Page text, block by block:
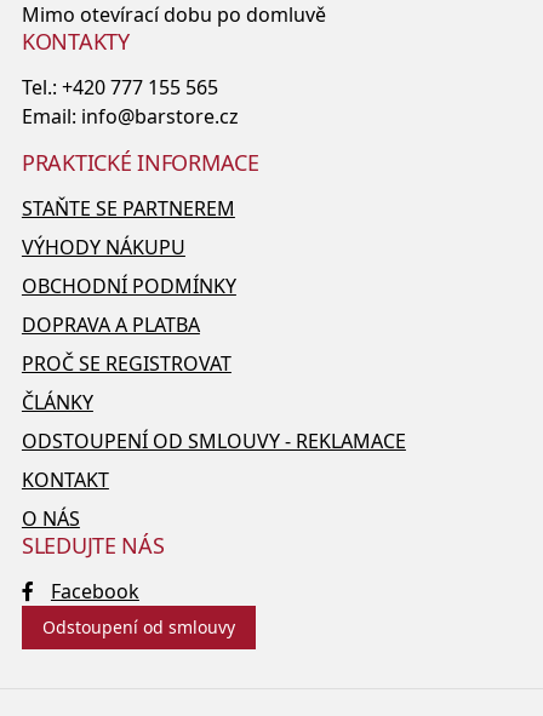
Mimo otevírací dobu po domluvě
KONTAKTY
Tel.: +420 777 155 565
Email: info@barstore.cz
PRAKTICKÉ INFORMACE
STAŇTE SE PARTNEREM
VÝHODY NÁKUPU
OBCHODNÍ PODMÍNKY
DOPRAVA A PLATBA
PROČ SE REGISTROVAT
ČLÁNKY
ODSTOUPENÍ OD SMLOUVY - REKLAMACE
KONTAKT
O NÁS
SLEDUJTE NÁS
Facebook
Odstoupení od smlouvy